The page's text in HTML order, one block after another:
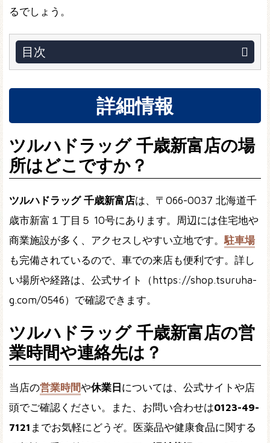
るでしょう。
目次
詳細情報
ツルハドラッグ 千歳新富店の場
所はどこですか？
ツルハドラッグ 千歳新富店は、〒066-0037 北海道千
歳市新富１丁目５ 10号にあります。周辺には住宅地や
商業施設が多く、アクセスしやすい立地です。駐車場
も完備されているので、車での来店も便利です。詳し
い場所や経路は、公式サイト（https://shop.tsuruha-
g.com/0546）で確認できます。
ツルハドラッグ 千歳新富店の営
業時間や連絡先は？
当店の営業時間や休業日 については、公式サイトや店
頭でご確認ください。また、お問い合わせは0123-49-
7121 までお気軽にどうぞ。医薬品や健康食品に関する